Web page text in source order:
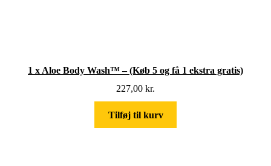
1 x Aloe Body Wash™ – (Køb 5 og få 1 ekstra gratis)
227,00 kr.
Tilføj til kurv